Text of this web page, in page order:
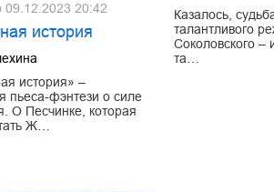
09.12.2023 20:42
история
история» –
пьеса-фэнтези о силе
О Песчинке, которая
Ж…
Казалось,
талантливого
Соколовского –
та…